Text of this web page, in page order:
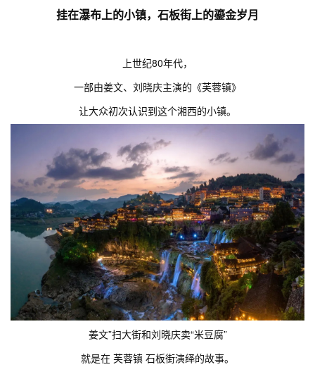
挂在瀑布上的小镇，石板街上的鎏金岁月
上世纪80年代，
一部由姜文、刘晓庆主演的《芙蓉镇》
让大众初次认识到这个湘西的小镇。
姜文”扫大街和刘晓庆卖“米豆腐”
就是在 芙蓉镇 石板街演绎的故事。